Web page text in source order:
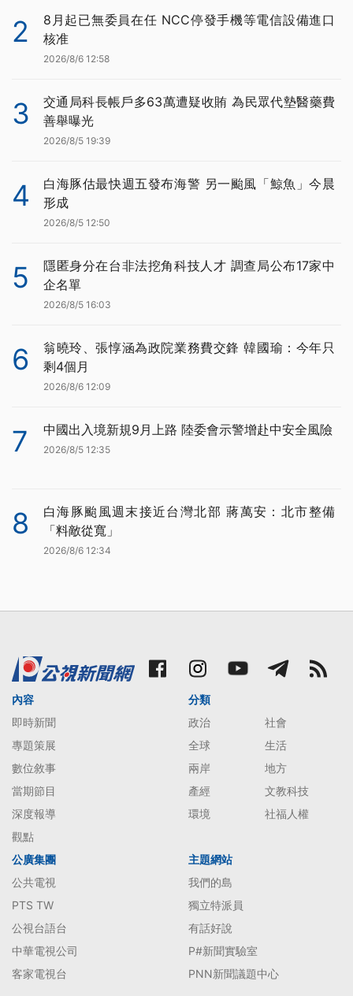
2
8月起已無委員在任 NCC停發手機等電信設備進口
核准
2026/8/6 12:58
3
交通局科長帳戶多63萬遭疑收賄 為民眾代墊醫藥費
善舉曝光
2026/8/5 19:39
4
白海豚估最快週五發布海警 另一颱風「鯨魚」今晨
形成
2026/8/5 12:50
5
隱匿身分在台非法挖角科技人才 調查局公布17家中
企名單
2026/8/5 16:03
6
翁曉玲、張惇涵為政院業務費交鋒 韓國瑜：今年只
剩4個月
2026/8/6 12:09
7 中國出入境新規9月上路 陸委會示警增赴中安全風險
2026/8/5 12:35
8
白海豚颱風週末接近台灣北部 蔣萬安：北市整備
「料敵從寬」
2026/8/6 12:34
內容
即時新聞
專題策展
數位敘事
當期節目
深度報導
觀點
分類
政治
社會
全球
生活
兩岸
地方
產經
文教科技
環境
社福人權
公廣集團
公共電視
PTS TW
公視台語台
中華電視公司
客家電視台
主題網站
我們的島
獨立特派員
有話好說
P#新聞實驗室
PNN新聞議題中心